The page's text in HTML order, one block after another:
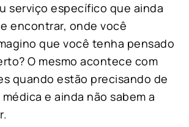
serviço específico que ainda
encontrar, onde você
que você tenha pensado
O mesmo acontece com
quando estão precisando de
e ainda não sabem a